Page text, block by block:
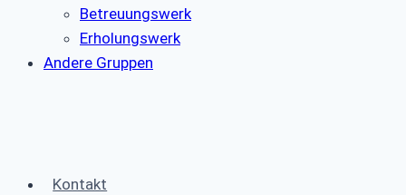
Betreuungswerk
Erholungswerk
Andere Gruppen
Kontakt